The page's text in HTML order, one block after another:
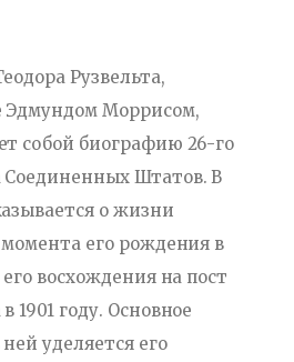
Рузвельта,
Эдмундом Моррисом,
собой биографию 26-го
Соединенных Штатов. В
о жизни
момента его рождения в
его восхождения на пост
1901 году. Основное
уделяется его